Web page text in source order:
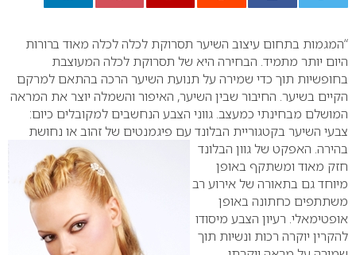
“המגמות בתחום עיצוב השיער תסרוקת לכלה לכלה מאוד ברורות
היום יותר מתמיד. הבחירה היא של תסרוקת לכלה המעוצבת
בחופשיות תוך כדי שמירה על תנועת השיער הרכה בהתאם למרקם
הקיים בשיער. החיבור שבין השיער, האיפור והשמלה יוצר את המראה
המושלם מבחינתי כמעצב. גווני הצבע הנחשבים למקובלים כיום:
צבעי השיער בקטגוריית הבלונד עם פיגמנטים של זהוב או נחושת
בהירה. האפקט של גוון הבלונד
חזק מאוד ומשתקף באופן
מיוחד גם בתאורה של אירוע רב
משתתפים כחתונה באופן
אופטימאלי. רעיון הצבע מיסודו
להקרין יוקרה רכות ונשיות תוך